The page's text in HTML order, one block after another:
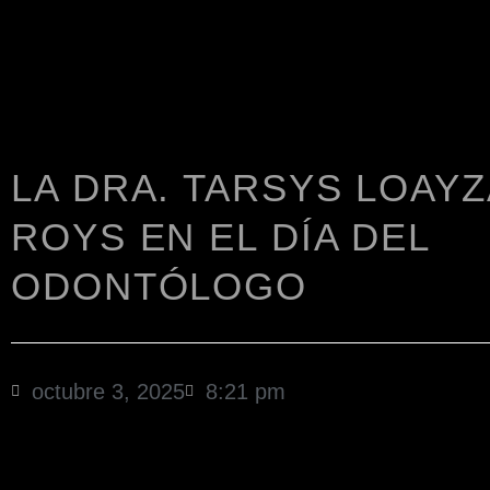
LA DRA. TARSYS
ROYS EN EL DÍA DEL
ODONTÓLOGO
octubre 3, 2025 8:21 pm